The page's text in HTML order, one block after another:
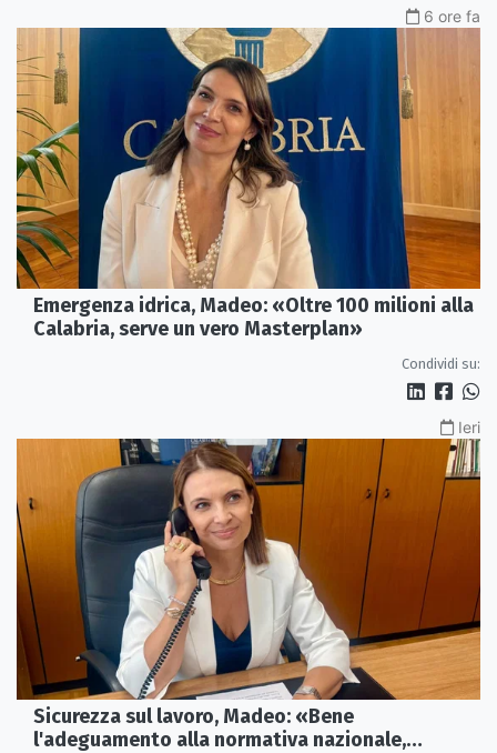
6 ore fa
Emergenza idrica, Madeo: «Oltre 100 milioni alla
Calabria, serve un vero Masterplan»
Condividi su:
Ieri
Sicurezza sul lavoro, Madeo: «Bene
l'adeguamento alla normativa nazionale,